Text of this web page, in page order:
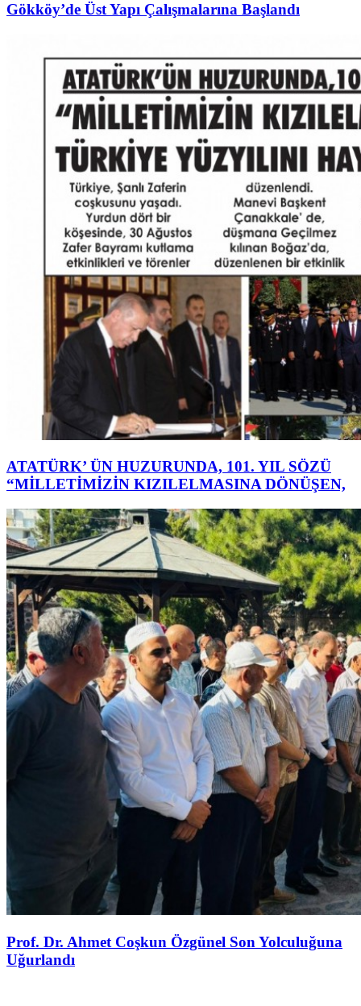
Gökköy’de Üst Yapı Çalışmalarına Başlandı
ATATÜRK’ ÜN HUZURUNDA, 101. YIL SÖZÜ
“MİLLETİMİZİN KIZILELMASINA DÖNÜŞEN,
Prof. Dr. Ahmet Coşkun Özgünel Son Yolculuğuna
Uğurlandı